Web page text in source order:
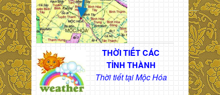
THỜI TIẾT CÁC
TỈNH THÀNH
Thời tiết tại Mộc Hóa